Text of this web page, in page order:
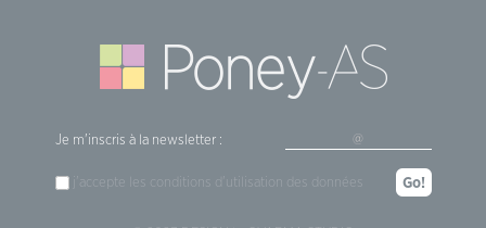
Je m'inscris à la newsletter :
j'accepte les conditions d'utilisation des données Go!